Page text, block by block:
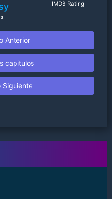
IMDB Rating
Anterior
capitulos
Siguiente